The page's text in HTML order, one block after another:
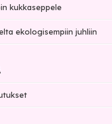
kukkaseppele
ekologisempiin juhliin